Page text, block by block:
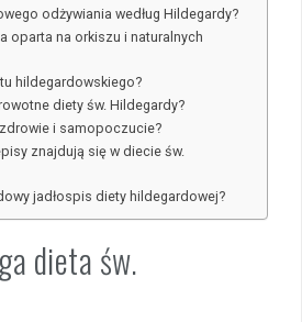
odżywiania według Hildegardy?
oparta na orkiszu i naturalnych
hildegardowskiego?
diety św. Hildegardy?
i samopoczucie?
znajdują się w diecie św.
jadłospis diety hildegardowej?
dieta św.